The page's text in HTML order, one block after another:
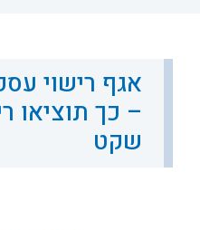
אגף רישוי
– כך תוציאו
שקט